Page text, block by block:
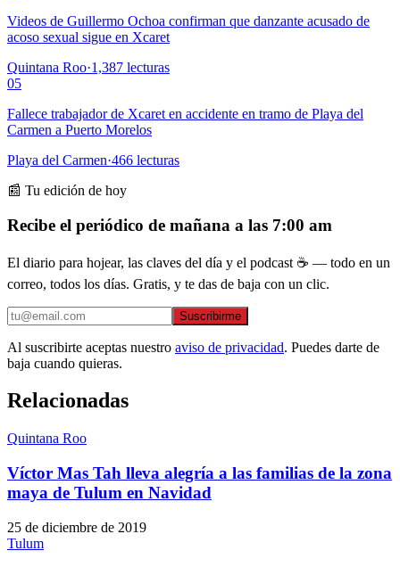
Videos de Guillermo Ochoa confirman que danzante acusado de
acoso sexual sigue en Xcaret
Quintana Roo·1,387 lecturas
05
Fallece trabajador de Xcaret en accidente en tramo de Playa del
Carmen a Puerto Morelos
Playa del Carmen·466 lecturas
📰 Tu edición de hoy
Recibe el periódico de mañana a las 7:00 am
El diario para hojear, las claves del día y el podcast ☕ — todo en un
correo, todos los días. Gratis, y te das de baja con un clic.
Suscribirme
Al suscribirte aceptas nuestro aviso de privacidad. Puedes darte de
baja cuando quieras.
Relacionadas
Quintana Roo
Víctor Mas Tah lleva alegría a las familias de la zona
maya de Tulum en Navidad
25 de diciembre de 2019
Tulum